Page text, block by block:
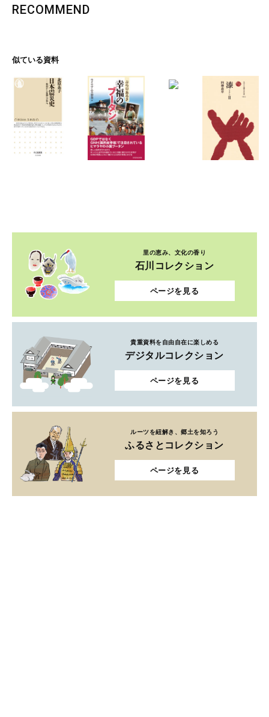
RECOMMEND
似ている資料
里の恵み、文化の香り
石川コレクション
ページを見る
貴重資料を自由自在に楽しめる
デジタルコレクション
ページを見る
ルーツを紐解き、郷土を知ろう
ふるさとコレクション
ページを見る